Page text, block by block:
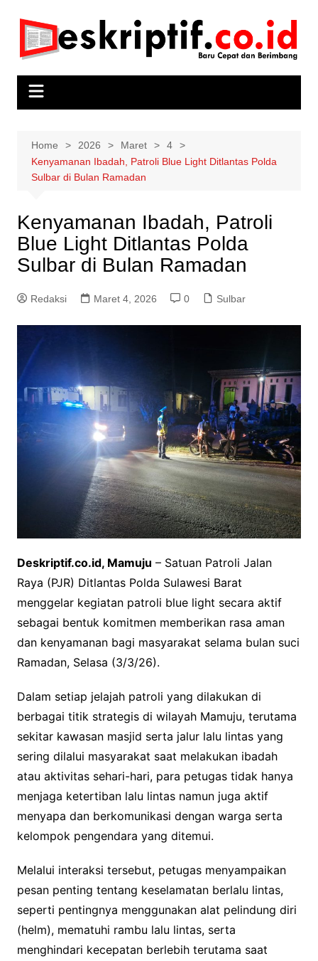
content
Home 2026 Maret
4
Kenyamanan Ibadah, Patroli Blue Light Ditlantas Polda
Sulbar di Bulan Ramadan
Kenyamanan Ibadah, Patroli
Blue Light Ditlantas Polda
Sulbar di Bulan Ramadan
Redaksi Maret 4, 2026 0 Sulbar
Deskriptif.co.id, Mamuju – Satuan Patroli Jalan
Raya (PJR) Ditlantas Polda Sulawesi Barat
menggelar kegiatan patroli blue light secara aktif
sebagai bentuk komitmen memberikan rasa aman
dan kenyamanan bagi masyarakat selama bulan suci
Ramadan, Selasa (3/3/26).
Dalam setiap jelajah patroli yang dilakukan di
berbagai titik strategis di wilayah Mamuju, terutama
sekitar kawasan masjid serta jalur lalu lintas yang
sering dilalui masyarakat saat melakukan ibadah
atau aktivitas sehari-hari, para petugas tidak hanya
menjaga ketertiban lalu lintas namun juga aktif
menyapa dan berkomunikasi dengan warga serta
kelompok pengendara yang ditemui.
Melalui interaksi tersebut, petugas menyampaikan
pesan penting tentang keselamatan berlalu lintas,
seperti pentingnya menggunakan alat pelindung diri
(helm), mematuhi rambu lalu lintas, serta
menghindari kecepatan berlebih terutama saat